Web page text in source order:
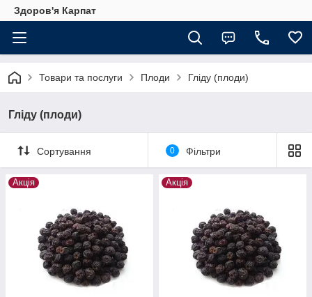
Здоров'я Карпат
Товари та послуги Плоди Гліду (плоди)
Гліду (плоди)
Сортування 0 Фільтри
Акція Акція